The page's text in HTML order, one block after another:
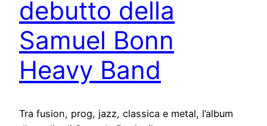
debutto della
Samuel Bonn
Heavy Band
Tra fusion, prog, jazz, classica e metal, l’album